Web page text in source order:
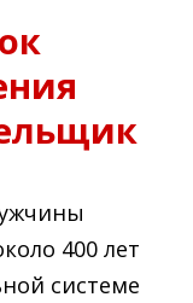
400 лет
системе